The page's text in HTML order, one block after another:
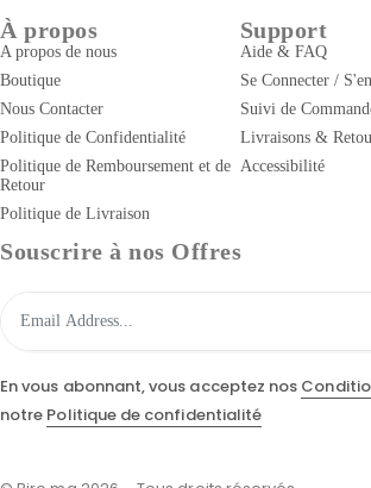
À propos
A propos de nous
Boutique
Nous Contacter
Politique de Confidentialité
Politique de Remboursement et de
Retour
Politique de Livraison
Support
Aide & FAQ
Se Connecter /
Suivi de
Livraisons &
Accessibilité
Souscrire à nos Offres
En vous abonnant, vous acceptez nos
notre Politique de confidentialité